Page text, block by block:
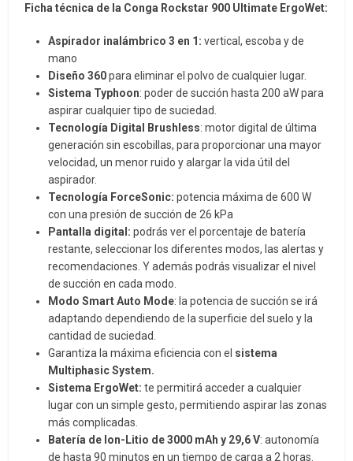
Ficha técnica de la Conga Rockstar 900 Ultimate ErgoWet:
Aspirador inalámbrico 3 en 1: vertical, escoba y de
mano
Diseño 360para eliminar el polvo de cualquier lugar.
Sistema Typhoon: poder de succión hasta 200 aW para
aspirar cualquier tipo de suciedad.
Tecnología Digital Brushless: motor digital de última
generación sin escobillas, para proporcionar una mayor
velocidad, un menor ruido y alargar la vida útil del
aspirador.
Tecnología ForceSonic:potencia máxima de 600 W
con una presión de succión de 26 kPa
Pantalla digital:podrás ver el porcentaje de batería
restante, seleccionar los diferentes modos, las alertas y
recomendaciones. Y además podrás visualizar el nivel
de succión en cada modo.
Modo Smart Auto Mode: la potencia de succión se irá
adaptando dependiendo de la superficie del suelo y la
cantidad de suciedad.
Garantiza la máxima eficiencia con el sistema
Multiphasic System.
Sistema ErgoWet: te permitirá acceder a cualquier
lugar con un simple gesto, permitiendo aspirar las zonas
más complicadas.
Batería de Ion-Litio de 3000 mAh y 29,6 V: autonomía
de hasta 90 minutos en un tiempo de carga a 2 horas.